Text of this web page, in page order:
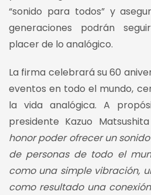
“sonido para todos” y
generaciones podrán
placer de lo analógico.
La firma celebrará su 60
eventos en todo el mundo,
la vida analógica. A
presidente Kazuo
honor poder ofrecer un
de personas de todo el
como una simple vibración,
como resultado una